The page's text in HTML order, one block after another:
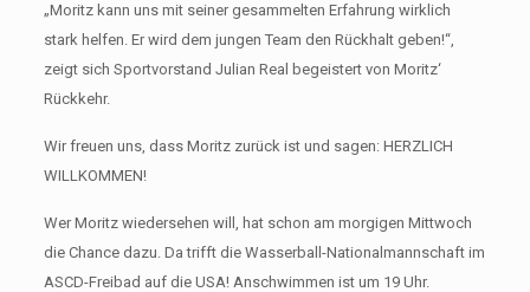
„Moritz kann uns mit seiner gesammelten Erfahrung wirklich
stark helfen. Er wird dem jungen Team den Rückhalt geben!“,
zeigt sich Sportvorstand Julian Real begeistert von Moritz‘
Rückkehr.
Wir freuen uns, dass Moritz zurück ist und sagen: HERZLICH
WILLKOMMEN!
Wer Moritz wiedersehen will, hat schon am morgigen Mittwoch
die Chance dazu. Da trifft die Wasserball-Nationalmannschaft im
ASCD-Freibad auf die USA! Anschwimmen ist um 19 Uhr.